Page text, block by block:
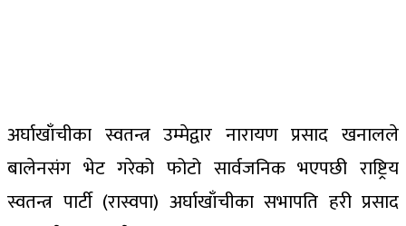
अर्घाखाँचीका स्वतन्त्र उम्मेद्वार नारायण प्रसाद खनालले
बालेनसंग भेट गरेको फोटो सार्वजनिक भएपछी राष्ट्रिय
स्वतन्त्र पार्टी (रास्वपा) अर्घाखाँचीका सभापति हरी प्रसाद